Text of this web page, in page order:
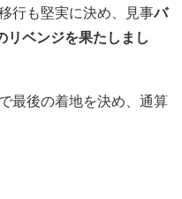
行も堅実に決め、見事バ
リベンジを果たしまし
最後の着地を決め、通算